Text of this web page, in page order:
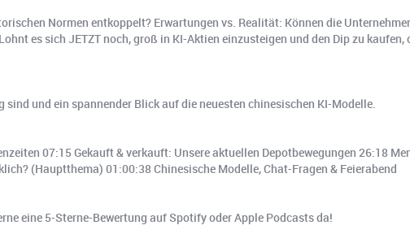
Normen entkoppelt? Erwartungen vs. Realität: Können die
es sich JETZT noch, groß in KI-Aktien einzusteigen und den Dip zu
und ein spannender Blick auf die neuesten chinesischen KI-Modelle.
07:15 Gekauft & verkauft: Unsere aktuellen Depotbewegungen 26:18
(Hauptthema) 01:00:38 Chinesische Modelle, Chat-Fragen & Feierabend
eine 5-Sterne-Bewertung auf Spotify oder Apple Podcasts da!